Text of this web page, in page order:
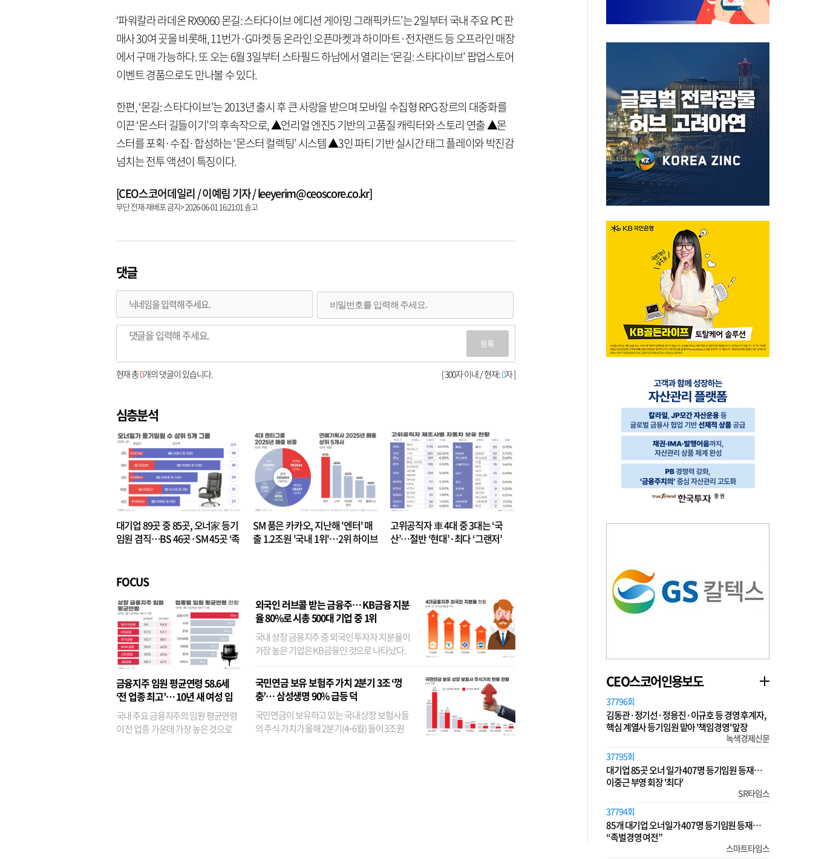
‘파워칼라 라데온 RX9060 몬길: 스타다이브 에디션 게이밍 그래픽카드’는 2일부터 국내 주요 PC 판
매사 30여 곳을 비롯해, 11번가·G마켓 등 온라인 오픈마켓과 하이마트·전자랜드 등 오프라인 매장
에서 구매 가능하다. 또 오는 6월 3일부터 스타필드 하남에서 열리는 ‘몬길: 스타다이브’ 팝업스토어
이벤트 경품으로도 만나볼 수 있다.
한편, ‘몬길: 스타다이브’는 2013년 출시 후 큰 사랑을 받으며 모바일 수집형 RPG 장르의 대중화를
이끈 ‘몬스터 길들이기’의 후속작으로, ▲언리얼 엔진5 기반의 고품질 캐릭터와 스토리 연출 ▲몬
스터를 포획·수집·합성하는 ‘몬스터 컬렉팅’ 시스템 ▲3인 파티 기반 실시간 태그 플레이와 박진감
넘치는 전투 액션이 특징이다.
[CEO스코어데일리 / 이예림 기자 / leeyerim@ceoscore.co.kr]
무단 전재-재배포 금지> 2026-06-01 16:21:01 송고
댓글
등록
[ 300자 이내 / 현재:0자 ]
현재 총0개의 댓글이 있습니다.
심층분석
대기업 89곳 중 85곳, 오너家 등기
임원 겸직…BS 46곳·SM 45곳 ‘족
SM 품은 카카오, 지난해 '엔터' 매
출 1.2조원 '국내 1위'…2위 하이브
고위공직자 車 4대 중 3대는 ‘국
산’…절반 ‘현대’·최다 ‘그랜저’
FOCUS
금융지주 임원 평균연령 58.6세
‘전 업종 최고’… 10년 새 여성 임
원은 14배 껑충
국내 주요 금융지주의 임원 평균연령
이 전 업종 가운데 가장 높은 것으로
외국인 러브콜 받는 금융주… KB금융 지분
율 80%로 시총 500대 기업 중 1위
국내 상장 금융지주 중 외국인 투자자 지분율이
가장 높은 기업은 KB금융인 것으로 나타났다.
융이었다. 특히 KB금융은 지난달 말 기준 해외
기관투자자 지분율이...
국민연금 보유 보험주 가치 2분기 3조 ‘껑
충’… 삼성생명 90% 급등 덕
국민연금이 보유하고 있는 국내 상장 보험사들
의 주식 가치가 올해 2분기(4~6월) 들어 3조원
CEO스코어인용보도
37796회
김동관·정기선·정용진·이규호 등 경영 후계자,
핵심 계열사 등기임원 맡아 '책임경영' 앞장
녹색경제신문
37795회
대기업 85곳 오너 일가 407명 등기임원 등재…
이중근 부영 회장 '최다'
SR타임스
37794회
85개 대기업 오너일가 407명 등기임원 등재…
“족벌경영 여전”
스마트타임스